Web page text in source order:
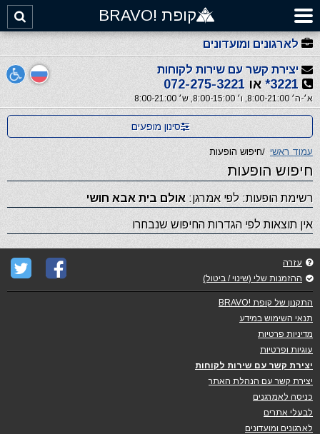
קופת !BRAVO
לארגונים ומועדונים
יצירת קשר עם שירות לקוחות
3221* או 072-275-3221
א׳-ה׳ 8:00-21:00, ו׳ 8:00-15:00, ש׳ 8:00-21:00
סינון מופעים
עמוד ראשי /חיפוש הופעות
חיפוש הופעות
רשימת הופעות: לפי אמרגן: אולם בית אבא חושי
אין תוצאות לפי הגדרות החיפוש שנבחרו
עזרה
ההזמנות שלי (שינוי / ביטול)
התקנון של קופת !BRAVO
תנאי השימוש במידע
מדיניות פרטיות
עוגיות ופרטיות
יצירת קשר עם שירות לקוחות
יצירת קשר עם הנהלת האתר
כניסה לאמרגנים
לבעלי אתרים
לארגונים ומועדונים